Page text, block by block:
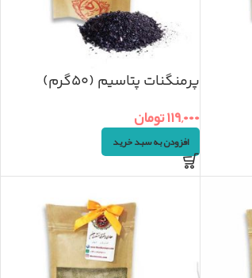
پرمنگنات پتاسیم (۵۰گرم)
۱۱۹,۰۰۰تومان
افزودن به سبد خرید